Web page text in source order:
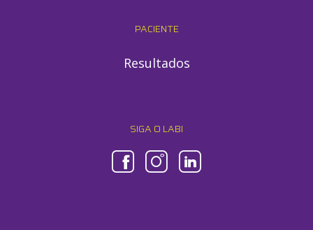
PACIENTE
Resultados
SIGA O LABI